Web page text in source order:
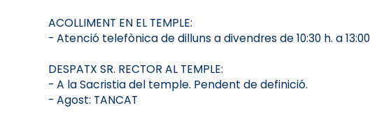
ACOLLIMENT EN EL TEMPLE:
- Atenció telefònica de dilluns a divendres de 10:30 h. a
DESPATX SR. RECTOR AL TEMPLE:
- A la Sacristia del temple. Pendent de definició.
- Agost: TANCAT